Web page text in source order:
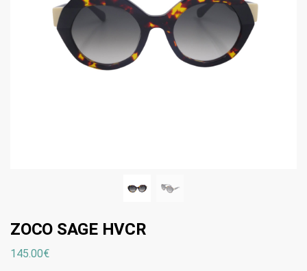
ZOCO SAGE HVCR
145.00€